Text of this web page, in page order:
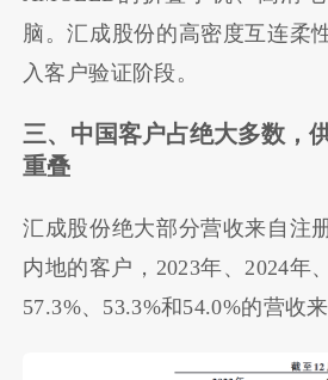
脑。汇成股份的高密度互连柔
入客户验证阶段。
三、中国客户占绝大多数，
重叠
汇成股份绝大部分营收来自注
内地的客户，2023年、2024年
57.3%、53.3%和54.0%的营收